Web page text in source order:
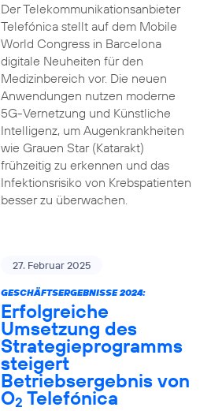
Der Telekommunikationsanbieter
Telefónica stellt auf dem Mobile
World Congress in Barcelona
digitale Neuheiten für den
Medizinbereich vor. Die neuen
Anwendungen nutzen moderne
5G-Vernetzung und Künstliche
Intelligenz, um Augenkrankheiten
wie Grauen Star (Katarakt)
frühzeitig zu erkennen und das
Infektionsrisiko von Krebspatienten
besser zu überwachen.
27. Februar 2025
GESCHÄFTSERGEBNISSE 2024:
Erfolgreiche
Umsetzung des
Strategieprogramms
steigert
Betriebsergebnis von
O2 Telefónica